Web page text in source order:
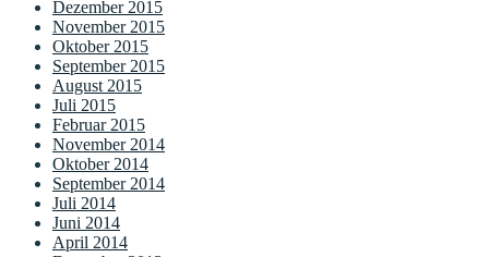
Dezember 2015
November 2015
Oktober 2015
September 2015
August 2015
Juli 2015
Februar 2015
November 2014
Oktober 2014
September 2014
Juli 2014
Juni 2014
April 2014